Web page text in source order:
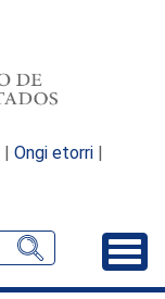
| Ongi etorri |